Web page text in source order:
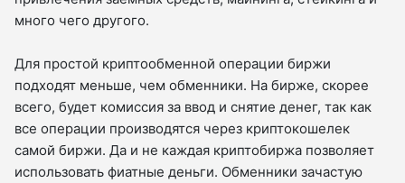
много чего другого.
Для простой криптообменной операции биржи
подходят меньше, чем обменники. На бирже, скорее
всего, будет комиссия за ввод и снятие денег, так как
все операции производятся через криптокошелек
самой биржи. Да и не каждая криптобиржа позволяет
использовать фиатные деньги. Обменники зачастую